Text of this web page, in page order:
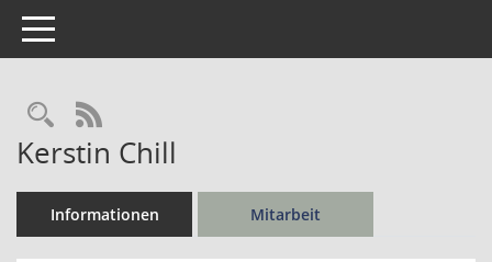
Toggle navigation
Rechercheauswahl
RSS-Feed
Kerstin Chill
Informationen Mitarbeit